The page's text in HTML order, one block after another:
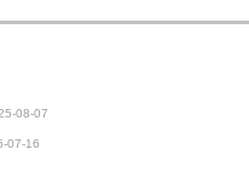
08-07
07-16